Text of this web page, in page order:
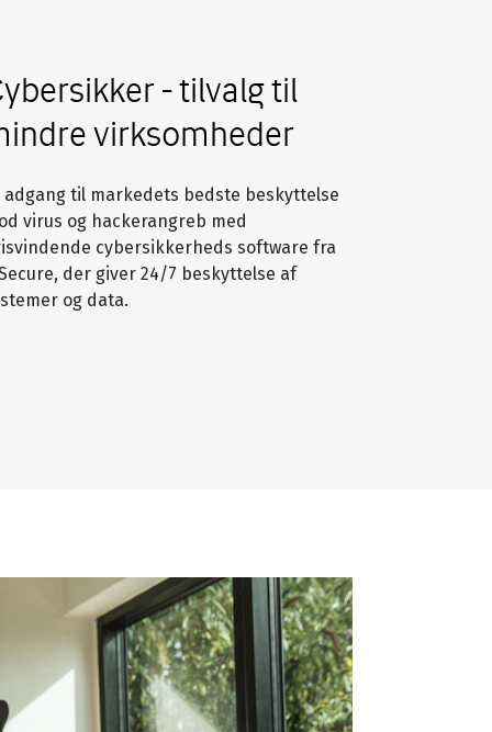
- tilvalg til
virksomheder
adgang til markedets bedste beskyttelse
virus og hackerangreb med
cybersikkerheds software fra
der giver 24/7 beskyttelse af
og data.